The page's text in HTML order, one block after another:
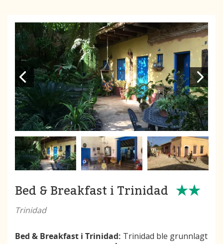
Bed & Breakfast i Trinidad
Trinidad
Bed & Breakfast i Trinidad: Trinidad ble grunnlagt